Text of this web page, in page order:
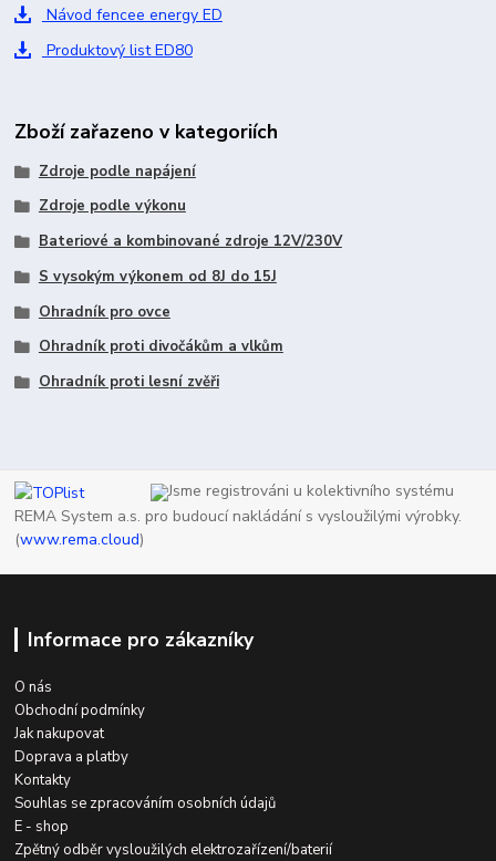
Návod fencee energy ED
Produktový list ED80
Zboží zařazeno v kategoriích
Zdroje podle napájení
Zdroje podle výkonu
Bateriové a kombinované zdroje 12V/230V
S vysokým výkonem od 8J do 15J
Ohradník pro ovce
Ohradník proti divočákům a vlkům
Ohradník proti lesní zvěři
Jsme registrováni u kolektivního systému
REMA System a.s. pro budoucí nakládání s vysloužilými výrobky.
(www.rema.cloud)
Informace pro zákazníky
O nás
Obchodní podmínky
Jak nakupovat
Doprava a platby
Kontakty
Souhlas se zpracováním osobních údajů
E - shop
Zpětný odběr vysloužilých elektrozařízení/baterií